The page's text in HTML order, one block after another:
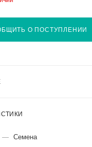
О ПОСТУПЛЕНИИ
— Семена